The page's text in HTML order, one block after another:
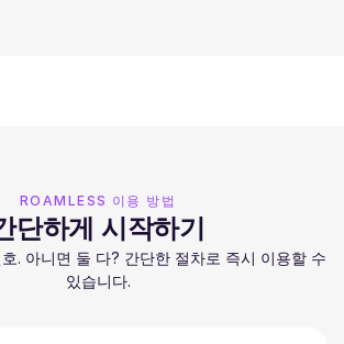
ROAMLESS 이용 방법
단하게 시작하기
. 아니면 둘 다? 간단한 절차로 즉시 이용할 수
있습니다.